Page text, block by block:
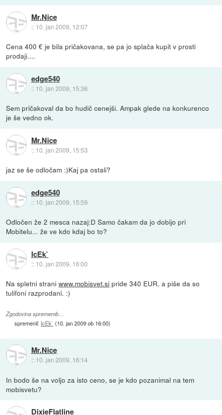
Mr.Nice
:: 10. jan 2009, 12:07
Cena 400 € je bila pričakovana, se pa jo splača kupit v prosti
prodaji....
edge540
:: 10. jan 2009, 15:36
Sem pričakoval da bo hudič cenejši. Ampak glede na konkurenco
je še vedno ok.
Mr.Nice
:: 10. jan 2009, 15:53
jaz se še odločam :)Kaj pa ostali?
edge540
:: 10. jan 2009, 15:59
Odločen že 2 mesca nazaj:D Samo čakam da jo dobijo pri
Mobitelu... že ve kdo kdaj bo to?
IcEk`
:: 10. jan 2009, 16:00
Na spletni straniwww.mobisvet.si pride 340 EUR, a piše da so
tulifoni razprodani. :)
Zgodovina sprememb…
spremenil: IcEk` (10. jan 2009 ob 16:00)
Mr.Nice
:: 10. jan 2009, 16:14
In bodo še na voljo za isto ceno, se je kdo pozanimal na tem
mobisvetu?
DixieFlatline